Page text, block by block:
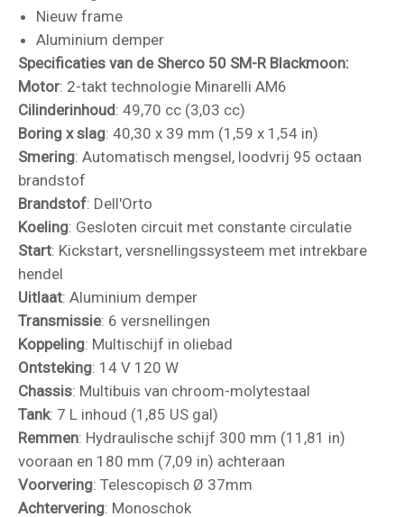
Nieuw frame
Aluminium demper
Specificaties van de Sherco 50 SM-R Blackmoon:
Motor: 2-takt technologie Minarelli AM6
Cilinderinhoud: 49,70 cc (3,03 cc)
Boring x slag: 40,30 x 39 mm (1,59 x 1,54 in)
Smering: Automatisch mengsel, loodvrij 95 octaan
brandstof
Brandstof: Dell'Orto
Koeling: Gesloten circuit met constante circulatie
Start: Kickstart, versnellingssysteem met intrekbare
hendel
Uitlaat: Aluminium demper
Transmissie: 6 versnellingen
Koppeling: Multischijf in oliebad
Ontsteking: 14 V 120 W
Chassis: Multibuis van chroom-molytestaal
Tank: 7 L inhoud (1,85 US gal)
Remmen: Hydraulische schijf 300 mm (11,81 in)
vooraan en 180 mm (7,09 in) achteraan
Voorvering: Telescopisch Ø 37mm
Achtervering: Monoschok